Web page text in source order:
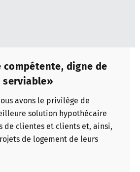
compétente, digne de
avons le privilège de
solution hypothécaire
de clientes et clients et, ainsi,
de logement de leurs